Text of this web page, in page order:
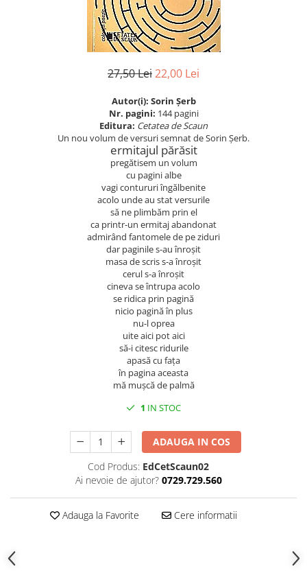
Jurnale/Memorii
Manuale scolare/Cursuri
Politică/Geopolitică
Spiritualitate/Ezoterism
Evenimentul Istoric
Evenimentul istoric - editii
electronice
27,50 Lei22,00 Lei
Autor(i): Sorin Șerb
Nr. pagini: 144 pagini
Editura: Cetatea de Scaun
Un nou volum de versuri semnat de Sorin Șerb.
ermitajul părăsit
pregătisem un volum
cu pagini albe
vagi contururi îngălbenite
acolo unde au stat versurile
să ne plimbăm prin el
ca printr-un ermitaj abandonat
admirând fantomele de pe ziduri
dar paginile s-au înroșit
masa de scris s-a înroșit
cerul s-a înroșit
cineva se întrupa acolo
se ridica prin pagină
nicio pagină în plus
nu-l oprea
uite aici pot aici
să-i citesc ridurile
apasă cu fața
în pagina aceasta
mă mușcă de palmă
1 IN STOC
ADAUGA IN COS
Cod Produs: EdCetScaun02
Ai nevoie de ajutor? 0729.729.560
Adauga la Favorite Cere informatii